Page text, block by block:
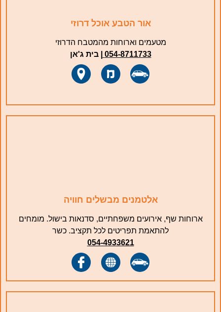
אור הטבע אוכל דרוזי
מטעמים וארוחות מהמטבח הדרוזי
054-8711733
|בית ג'אן
אלטמנים מבשלים חוויה
ארוחות שף, אירועים משפחתיים, סדנאות בישול. מומחים
להתאמת תפריטים לכל תקציב. כשר
054-4933621